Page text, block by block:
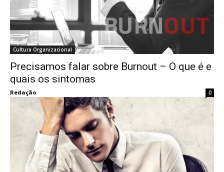
Cultura Organizacional
Precisamos falar sobre Burnout – O que é e
quais os sintomas
Redação 0